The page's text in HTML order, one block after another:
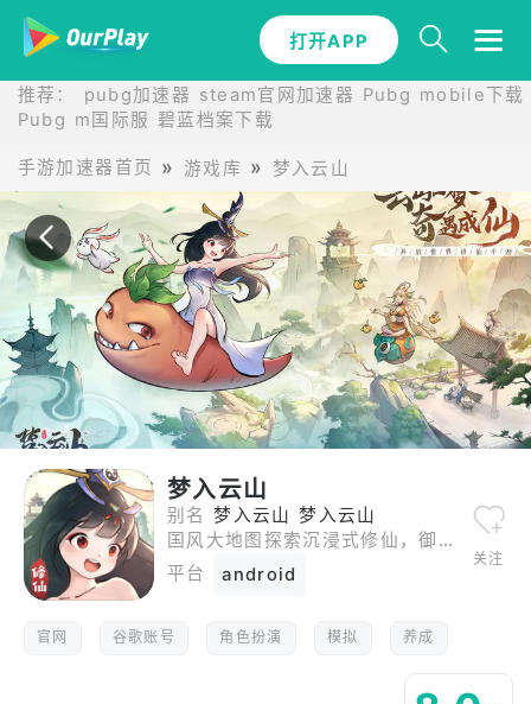
打开APP
推荐： pubg加速器 steam官网加速器 Pubg mobile下载
Pubg m国际服 碧蓝档案下载
手游加速器首页 游戏库 梦入云山
打开APP
梦入云山
别名梦入云山 梦入云山
国风大地图探索沉浸式修仙，御剑飞行，择流派修炼，遇奇缘异事，炼丹炼妖禁地经营，加入仙盟创建宗门，探索神秘广大的中州大地，共同抵御妖邪与天劫！
平台
android
关注
官网 谷歌账号 角色扮演 模拟 养成